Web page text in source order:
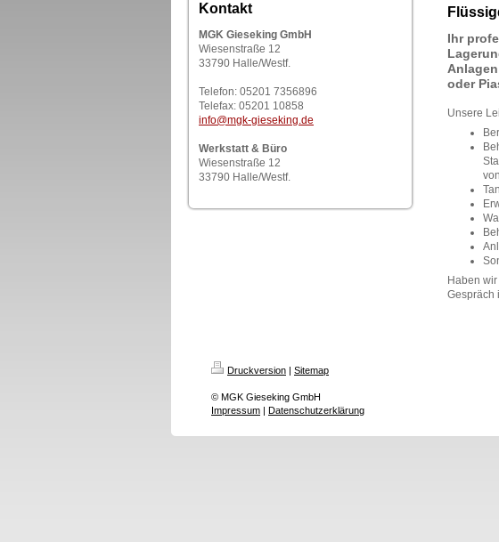
Kontakt
MGK Gieseking GmbH
Wiesenstraße 12
33790 Halle/Westf.
Telefon: 05201 7356896
Telefax: 05201 10858
info@mgk-gieseking.de
Werkstatt & Büro
Wiesenstraße 12
33790 Halle/Westf.
Ihr
oder
Unsere
Haben
Gespräch
Druckversion | Sitemap
© MGK Gieseking GmbH
Impressum | Datenschutzerklärung